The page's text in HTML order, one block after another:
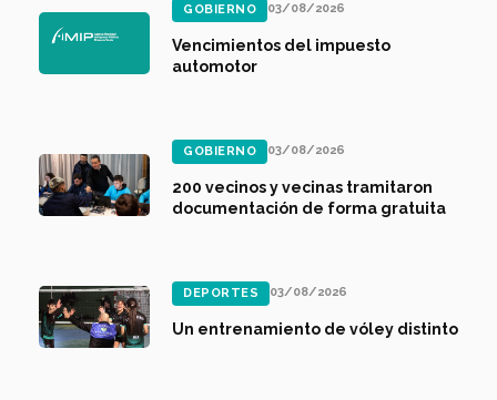
GOBIERNO 03/08/2026
Vencimientos del impuesto
automotor
GOBIERNO 03/08/2026
200 vecinos y vecinas tramitaron
documentación de forma gratuita
DEPORTES 03/08/2026
Un entrenamiento de vóley distinto